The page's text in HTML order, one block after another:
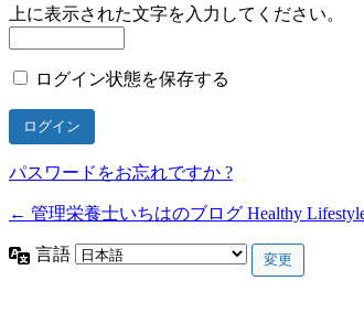
上に表示された文字を入力してください。
ログイン状態を保存する
パスワードをお忘れですか ?
← 管理栄養士いちはのブログ Healthy
言語